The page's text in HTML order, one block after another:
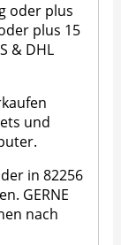
oder plus
plus 15
& DHL
und
in 82256
GERNE
nach